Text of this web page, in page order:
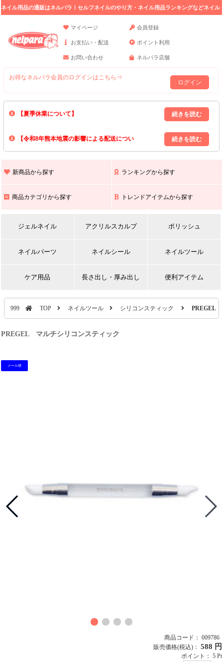
ネイル用品の通販はネルパラ！セルフネイルのやり方・ネイル用品ランキングなどネイル
マイページ
会員登録
お支払い・配送 ポイント利用
お問い合わせ ネルパラ店舗
お得なネルパラ会員のログインはこちら⇒
ログイン
【夏季休業について】
8/13(木)～8/16(日)の間｢出荷業務・お問い合わせ業務｣はお休みいたしま
上記期間中のご注文・お問い合わせは8/17(月)以降の対応となりますので
【令和8年熊本地震の影響による配送につい
また､ 九州全域でお荷物のお届けに遅延が生じております｡
新商品から探す ランキングから探す
商品カテゴリから探す トレンドアイテムから探す
ジェルネイル アクリルスカルプ ポリッシュ
ネイルパーツ ネイルシール ネイルツール
ケア用品 長さ出し・厚み出し 便利アイテム
999 TOP ネイルツール シリコンスティック PREGEL
PREGEL マルチシリコンスティック
メール便
商品コード： 009786
販売価格(税込)： 588 円
ポイント： 5 Pt